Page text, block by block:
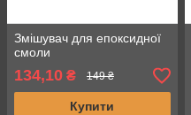
Змішувач для епоксидної
смоли
134,10 ₴ 149 ₴
Купити